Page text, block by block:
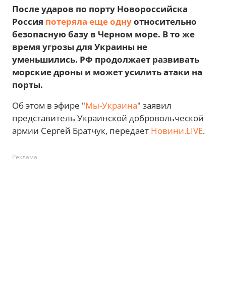
После ударов по порту Новороссийска
Россия потеряла еще однуотносительно
безопасную базу в Черном море. В то же
время угрозы для Украины не
уменьшились. РФ продолжает развивать
морские дроны и может усилить атаки на
порты.
Об этом в эфире "Мы-Украина" заявил
представитель Украинской добровольческой
армии Сергей Братчук, передает Новини.LIVE.
Реклама